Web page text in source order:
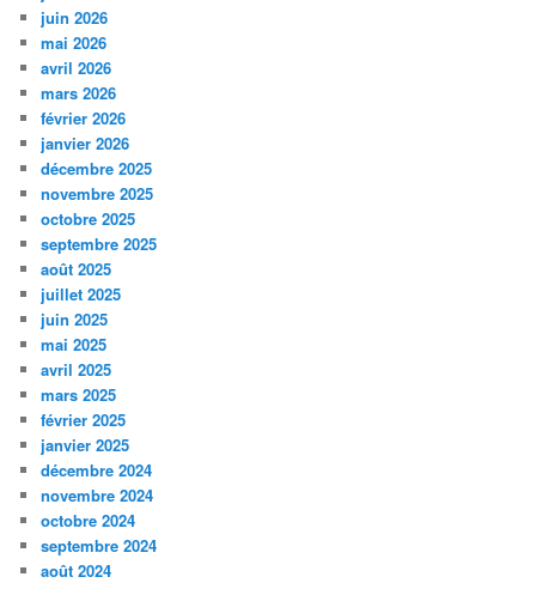
juin 2026
mai 2026
avril 2026
mars 2026
février 2026
janvier 2026
décembre 2025
novembre 2025
octobre 2025
septembre 2025
août 2025
juillet 2025
juin 2025
mai 2025
avril 2025
mars 2025
février 2025
janvier 2025
décembre 2024
novembre 2024
octobre 2024
septembre 2024
août 2024